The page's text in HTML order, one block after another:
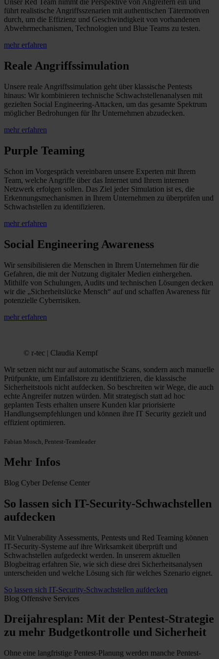
Unser Red Team nimmt die Perspektive von Angreifern ein und
führt realistische Angriffsszenarien mit authentischen Tätermotiven
durch, um die Effizienz und Geschwindigkeit von vorhandenen
Abwehrmechanismen, Technologien und Blue Teams zu testen.
mehr erfahren
Reale Angriffssimulation
Unsere reale Angriffssimulation geht über klassische Pentests
hinaus: Wir kombinieren technische Schwachstellenanalysen mit
gezielten Social Engineering-Attacken, um das gesamte Spektrum
möglicher Bedrohungen für Ihr Unternehmen abzudecken.
mehr erfahren
Purple Teaming
Schon im Vorgespräch vereinbaren unsere Experten mit Ihrem
Team, welche Angriffe über das Internet und Ihrem internen
Netzwerk erfolgen sollen. Das Ziel jeder Simulation ist es, die
Erkennungs­mechanismen in Ihrem Unternehmen zu überprüfen und
Schwachstellen zu identifizieren.
mehr erfahren
Social Engineering Awareness
Wir sensibilisieren die Menschen in Ihrem Unternehmen für die
Gefahren, die mit der Nutzung digitaler Medien einhergehen.
Mithilfe von Schulungen, Audits und technischen Lösungen decken
wir die „Sicherheitslücke Mensch“ auf und schaffen Awareness für
potenzielle Cyberrisiken.
mehr erfahren
© r-tec | Claudia Kempf
Wir setzen nicht nur auf automatische Scans, sondern auch manuelle
Prüfpunkte, um Einfallstore zu identifizieren, die klassische
Sicherheitstools nicht aufdecken. So beschreiten wir Wege, die auch
echte Angreifer nutzen würden. Mit strategisch statt ad hoc
geplanten Tests erhalten unsere Kunden klar priorisierte
Handlungsempfehlungen und können ihre IT Security gezielt und
effizient optimieren.
Fabian Mosch, Pentest-Teamleader
Mehr Infos
Blog Cyber Defense Center
So lassen sich IT-Security-Schwachstellen
aufdecken
Mit Vulnerability Assessments, Pentests und Red Teaming können
IT-Security-Systeme auf ihre Wirksamkeit überprüft und
Schwachstellen aufgedeckt werden. In unserem aktuellen
Blogbeitrag erfahren Sie, wie sich diese drei Sicherheitsanalysen
unterscheiden und welche Lösung sich für welches Szenario eignet.
So lassen sich IT-Security-Schwachstellen aufdecken
Blog Offensive Services
Dreijahresplan: Mit der Pentest-Strategie
zu mehr Budgetkontrolle und Sicherheit
Ohne eine langfristige Pentest-Planung werden manche Pentest-